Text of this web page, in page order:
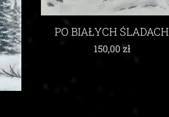
PO BIAŁYCH ŚLADACH
150,00zł